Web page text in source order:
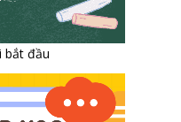
bắt đầu